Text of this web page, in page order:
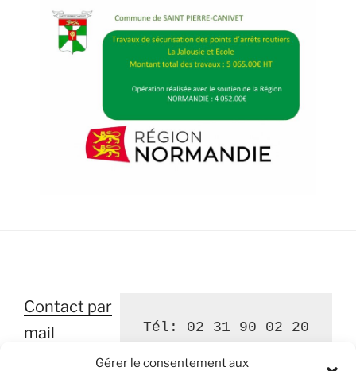
Gérer le consentement aux
Contact par
mail
Tél: 02 31 90 02 20